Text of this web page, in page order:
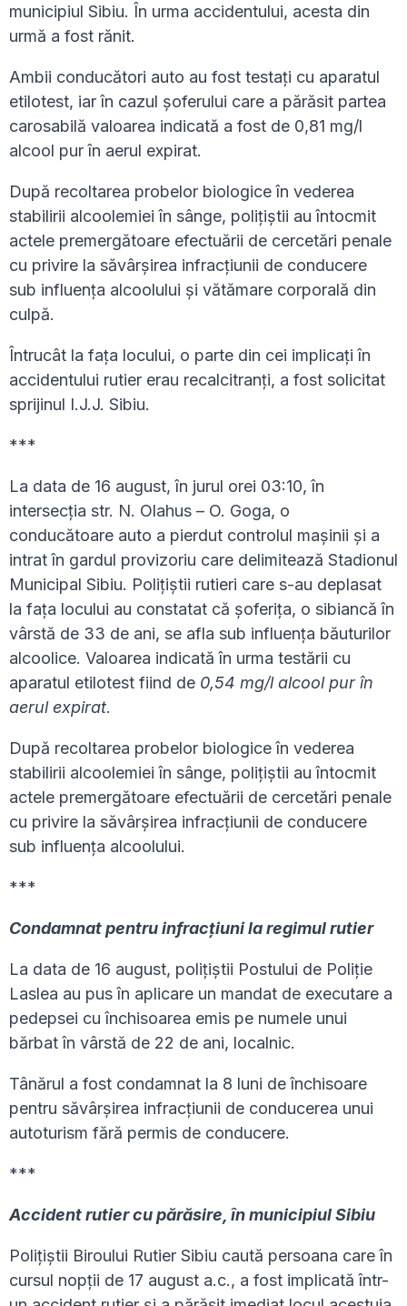
municipiul Sibiu. În urma accidentului, acesta din
urmă a fost rănit.
Ambii conducători auto au fost testați cu aparatul
etilotest, iar în cazul șoferului care a părăsit partea
carosabilă valoarea indicată a fost de 0,81 mg/l
alcool pur în aerul expirat.
După recoltarea probelor biologice în vederea
stabilirii alcoolemiei în sânge, polițiștii au întocmit
actele premergătoare efectuării de cercetări penale
cu privire la săvârșirea infracțiunii de conducere
sub influența alcoolului și vătămare corporală din
culpă.
Întrucât la fața locului, o parte din cei implicați în
accidentului rutier erau recalcitranți, a fost solicitat
sprijinul I.J.J. Sibiu.
***
La data de 16 august, în jurul orei 03:10, în
intersecția str. N. Olahus – O. Goga, o
conducătoare auto a pierdut controlul mașinii și a
intrat în gardul provizoriu care delimitează Stadionul
Municipal Sibiu. Polițiștii rutieri care s-au deplasat
la fața locului au constatat că șoferița, o sibiancă în
vârstă de 33 de ani, se afla sub influența băuturilor
alcoolice. Valoarea indicată în urma testării cu
aparatul etilotest fiind de 0,54 mg/l alcool pur în
aerul expirat.
După recoltarea probelor biologice în vederea
stabilirii alcoolemiei în sânge, polițiștii au întocmit
actele premergătoare efectuării de cercetări penale
cu privire la săvârșirea infracțiunii de conducere
sub influența alcoolului.
***
Condamnat pentru infracțiuni la regimul rutier
La data de 16 august, polițiștii Postului de Poliție
Laslea au pus în aplicare un mandat de executare a
pedepsei cu închisoarea emis pe numele unui
bărbat în vârstă de 22 de ani, localnic.
Tânărul a fost condamnat la 8 luni de închisoare
pentru săvârșirea infracțiunii de conducerea unui
autoturism fără permis de conducere.
***
Accident rutier cu părăsire, în municipiul Sibiu
Polițiștii Biroului Rutier Sibiu caută persoana care în
cursul nopții de 17 august a.c., a fost implicată într-